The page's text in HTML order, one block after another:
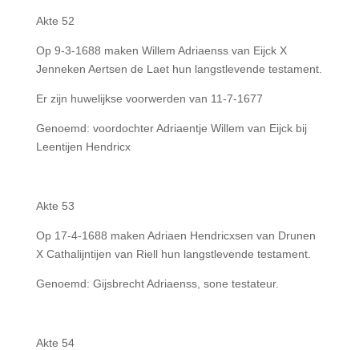
Akte 52
Op 9-3-1688 maken Willem Adriaenss van Eijck X
Jenneken Aertsen de Laet hun langstlevende testament.
Er zijn huwelijkse voorwerden van 11-7-1677
Genoemd: voordochter Adriaentje Willem van Eijck bij
Leentijen Hendricx
Akte 53
Op 17-4-1688 maken Adriaen Hendricxsen van Drunen
X Cathalijntijen van Riell hun langstlevende testament.
Genoemd: Gijsbrecht Adriaenss, sone testateur.
Akte 54